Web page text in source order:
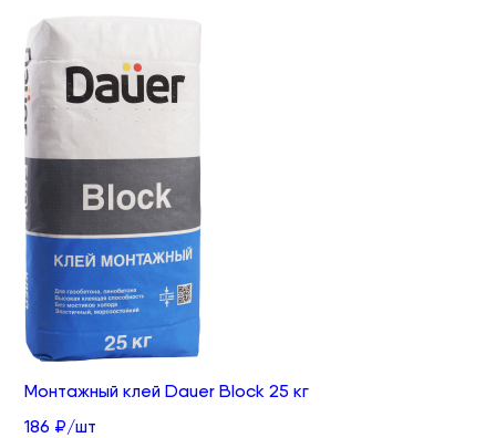
Монтажный клей Dauer Block 25 кг
186 ₽/шт